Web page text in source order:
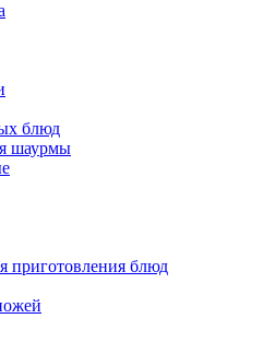
блюд
шаурмы
приготовления блюд